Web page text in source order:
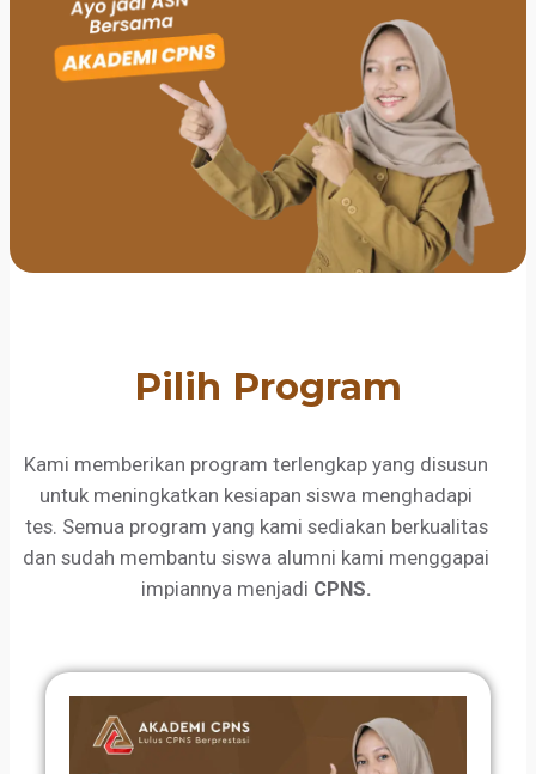
Pilih Program
Kami memberikan program terlengkap yang disusun
untuk meningkatkan kesiapan siswa menghadapi
tes. Semua program yang kami sediakan berkualitas
dan sudah membantu siswa alumni kami menggapai
impiannya menjadi CPNS.